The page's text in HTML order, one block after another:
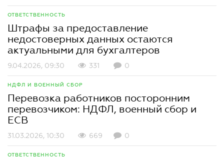
ОТВЕТСТВЕННОСТЬ
Штрафы за предоставление
недостоверных данных остаются
актуальными для бухгалтеров
9.04.2026, 09:30 331 0
НДФЛ И ВОЕННЫЙ СБОР
Перевозка работников посторонним
перевозчиком: НДФЛ, военный сбор и
ЕСВ
31.03.2026, 10:30 669 0
ОТВЕТСТВЕННОСТЬ